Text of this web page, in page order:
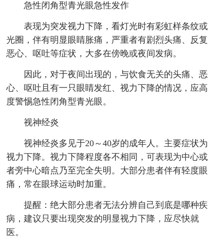
急性闭角型青光眼急性发作
表现为突发视力下降，看灯光时有彩虹样条纹或
光圈，伴有明显眼睛胀痛，严重者有剧烈头痛、反复
恶心、呕吐等症状，大多在傍晚或夜间发病。
因此，对于夜间出现的，与饮食无关的头痛、恶
心、呕吐且有一只眼睛发红、视力下降的情况，应高
度警惕急性闭角型青光眼。
视神经炎
视神经炎多见于20～40岁的成年人。主要症状为
视力下降。视力下降程度各不相同，可表现为中心或
者旁中心暗点乃至完全失明。大部分患者伴有轻度眼
痛，常在眼球运动时加重。
提醒：绝大部分患者无法分辨自己到底是哪种疾
病，建议只要出现突发的明显视力下降，应尽快就
医。